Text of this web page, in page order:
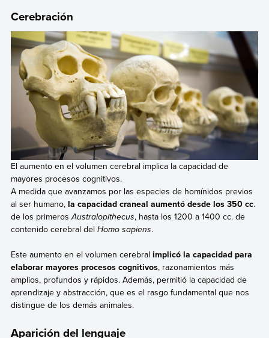
Cerebración
El aumento en el volumen cerebral implica la capacidad de
mayores procesos cognitivos.
A medida que avanzamos por las especies de homínidos previos
al ser humano, la capacidad craneal aumentó desde los 350 cc.
de los primerosAustralopithecus, hasta los 1200 a 1400 cc. de
contenido cerebral del Homo sapiens.
Este aumento en el volumen cerebral implicó la capacidad para
elaborar mayores procesos cognitivos, razonamientos más
amplios, profundos y rápidos. Además, permitió la capacidad de
aprendizaje y abstracción, que es el rasgo fundamental que nos
distingue de los demás animales.
Aparición del lenguaje